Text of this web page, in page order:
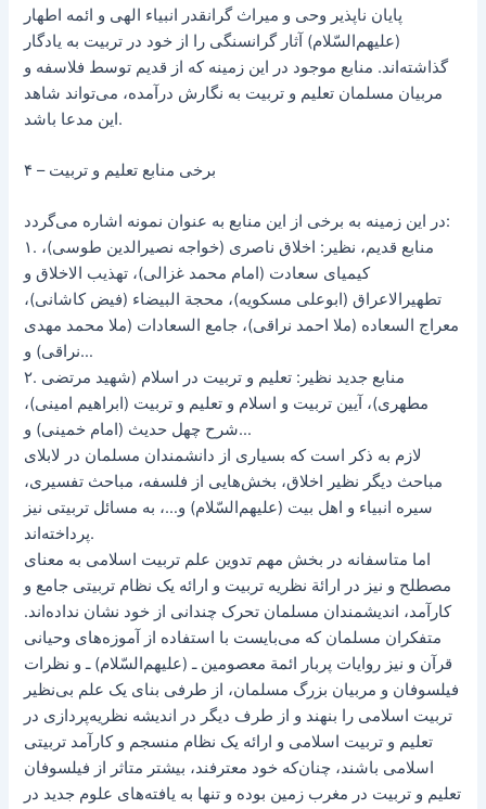
پایان ناپذیر وحی و میراث گرانقدر انبیاء الهی و ائمه اطهار
(علیهم‌السّلام) آثار گرانسنگی را از خود در تربیت به یادگار
گذاشته‌اند. منابع موجود در این زمینه که از قدیم توسط فلاسفه و
مربیان مسلمان تعلیم و تربیت به نگارش درآمده، می‌تواند شاهد
این مدعا باشد.
۴ – برخی منابع تعلیم و تربیت
در این زمینه به برخی از این منابع به عنوان نمونه اشاره می‌گردد:
۱. منابع قدیم، نظیر: اخلاق ناصری (خواجه نصیرالدین طوسی)،
کیمیای سعادت (امام محمد غزالی)، تهذیب الاخلاق و
تطهیرالاعراق (ابوعلی مسکویه)، محجة البیضاء (فیض کاشانی)،
معراج السعاده (ملا احمد نراقی)، جامع السعادات (ملا محمد مهدی
نراقی) و…
۲. منابع جدید نظیر: تعلیم و تربیت در اسلام (شهید مرتضی
مطهری)، آیین تربیت و اسلام و تعلیم و تربیت (ابراهیم امینی)،
شرح چهل حدیث (امام خمینی) و…
لازم به ذکر است که بسیاری از دانشمندان مسلمان در لابلای
مباحث دیگر نظیر اخلاق، بخش‌هایی از فلسفه، مباحث تفسیری،
سیره انبیاء و اهل بیت (علیهم‌السّلام) و…، به مسائل تربیتی نیز
پرداخته‌اند.
اما متاسفانه در بخش مهم تدوین علم تربیت اسلامی به معنای
مصطلح و نیز در ارائة نظریه تربیت و ارائه یک نظام تربیتی جامع و
کارآمد،‌ اندیشمندان مسلمان تحرک چندانی از خود نشان نداده‌اند.
متفکران مسلمان که می‌بایست با استفاده از آموزه‌های وحیانی
قرآن و نیز روایات پربار ائمة معصومین ـ (علیهم‌السّلام) ـ و نظرات
فیلسوفان و مربیان بزرگ مسلمان، از طرفی بنای یک علم بی‌نظیر
تربیت اسلامی را بنهند و از طرف دیگر در‌ اندیشه نظریه‌پردازی در
تعلیم و تربیت اسلامی و ارائه یک نظام منسجم و کارآمد تربیتی
اسلامی باشند، چنان‌که خود معترفند، بیشتر متاثر از فیلسوفان
تعلیم و تربیت در مغرب زمین بوده و تنها به یافته‌های علوم جدید در